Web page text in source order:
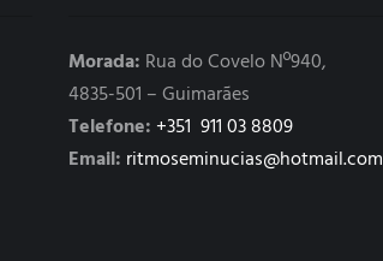
Morada: Rua do Covelo Nº940,
4835-501 – Guimarães
Telefone: +351 911 03 8809
Email: ritmoseminucias@hotmail.com